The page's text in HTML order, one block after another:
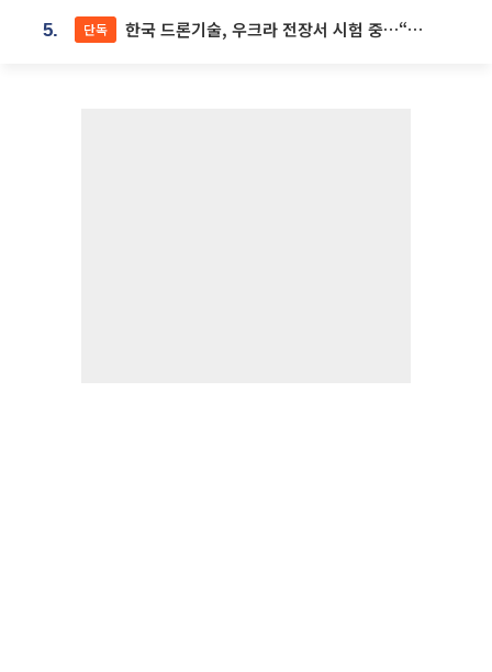
5. 단독 한국 드론기술, 우크라 전장서 시험 중…“스타트업 여러 곳 참여”